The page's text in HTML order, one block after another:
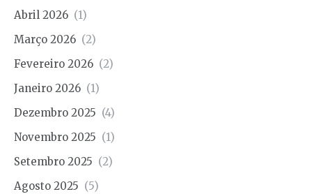
Abril 2026 (1)
Março 2026 (2)
Fevereiro 2026 (2)
Janeiro 2026 (1)
Dezembro 2025 (4)
Novembro 2025 (1)
Setembro 2025 (2)
Agosto 2025 (5)